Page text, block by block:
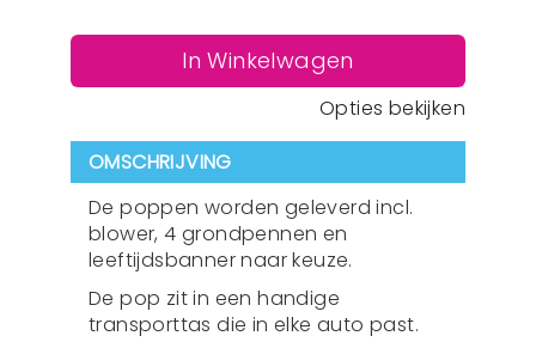
In Winkelwagen
Opties bekijken
OMSCHRIJVING
De poppen worden geleverd incl.
blower, 4 grondpennen en
leeftijdsbanner naar keuze.
De pop zit in een handige
transporttas die in elke auto past.